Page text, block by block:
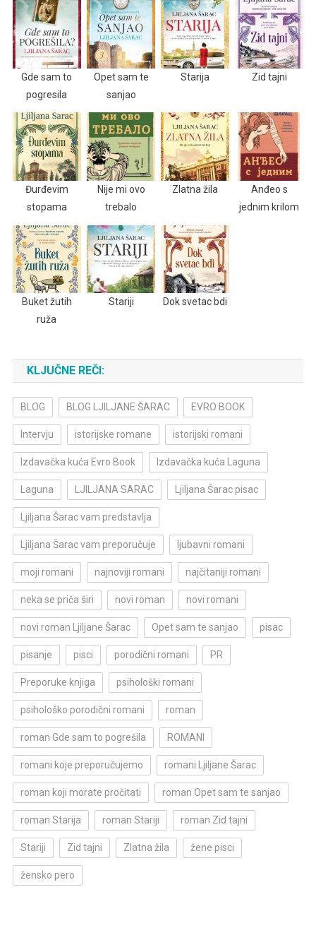
Gde sam to
pogresila
Opet sam te
sanjao
Starija Zid tajni
Đurđevim
stopama
Nije mi ovo
trebalo
Zlatna žila
Anđeo s
jednim krilom
Buket žutih
ruža
Stariji Dok svetac bdi
KLJUČNE REČI:
BLOG BLOG LJILJANE ŠARAC EVRO BOOK
Intervju istorijske romane istorijski romani
Izdavačka kuća Evro Book Izdavačka kuća Laguna
Laguna LJILJANA SARAC Ljiljana Šarac pisac
Ljiljana Šarac vam predstavlja
Ljiljana Šarac vam preporučuje ljubavni romani
moji romani najnoviji romani najčitaniji romani
neka se priča širi novi roman novi romani
novi roman Ljiljane Šarac Opet sam te sanjao pisac
pisanje pisci porodični romani PR
Preporuke knjiga psihološki romani
psihološko porodični romani roman
roman Gde sam to pogrešila ROMANI
romani koje preporučujemo romani Ljiljane Šarac
roman koji morate pročitati roman Opet sam te sanjao
roman Starija roman Stariji roman Zid tajni
Stariji Zid tajni Zlatna žila žene pisci
žensko pero